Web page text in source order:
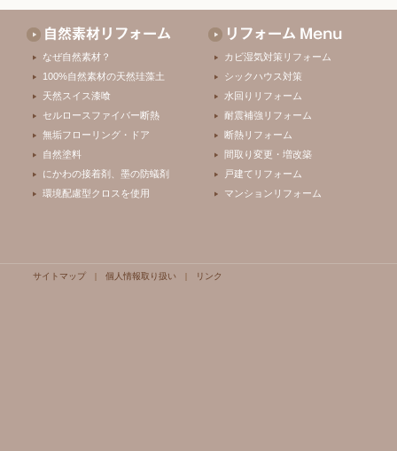
なぜ自然素材？
100%自然素材の天然珪藻土
天然スイス漆喰
セルロースファイバー断熱
無垢フローリング・ドア
自然塗料
にかわの接着剤、墨の防蟻剤
環境配慮型クロスを使用
カビ湿気対策リフォーム
シックハウス対策
水回りリフォーム
耐震補強リフォーム
断熱リフォーム
間取り変更・増改築
戸建てリフォーム
マンションリフォーム
サイトマップ| 個人情報取り扱い | リンク